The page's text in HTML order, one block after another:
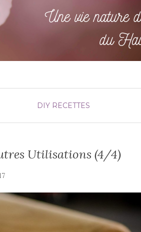
DIY RECETTES
Utilisations (4/4)